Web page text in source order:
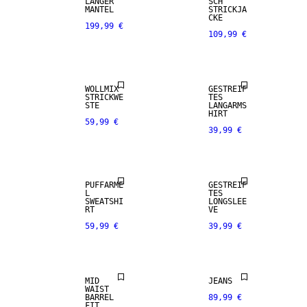
MANTEL
199,99 €
STRICKJA
CKE
109,99 €
WOLLMIX
STRICKWE
STE
59,99 €
GESTREIF
TES
LANGARMS
HIRT
39,99 €
PUFFÄRME
L
SWEATSHI
RT
59,99 €
GESTREIF
TES
LONGSLEE
VE
39,99 €
MID
WAIST
BARREL
JEANS
89,99 €